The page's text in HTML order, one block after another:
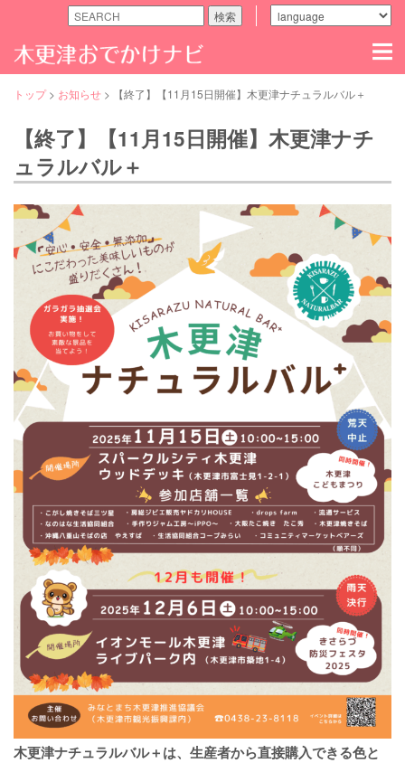
検索
木
更
津
の
観
る・
遊
ぶ
な
ど
魅
載
トップ> お知らせ > 【終了】【11月15日開催】木更津ナチュラルバル＋
【終了】【11月15日開催】木更津ナチ
ュラルバル＋
木更津ナチュラルバル＋は、生産者から直接購入できる色と